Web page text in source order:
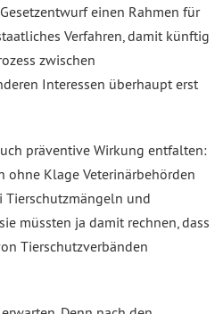
einen Rahmen für
Verfahren, damit künftig
zwischen
Interessen überhaupt erst
präventive Wirkung entfalten:
ohne Klage Veterinärbehörden
und
müssten ja damit rechnen, dass
Tierschutzverbänden